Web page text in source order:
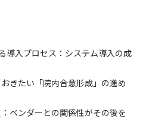
導入プロセス：システム導入の成
きたい「院内合意形成」の進め
ベンダーとの関係性がその後を